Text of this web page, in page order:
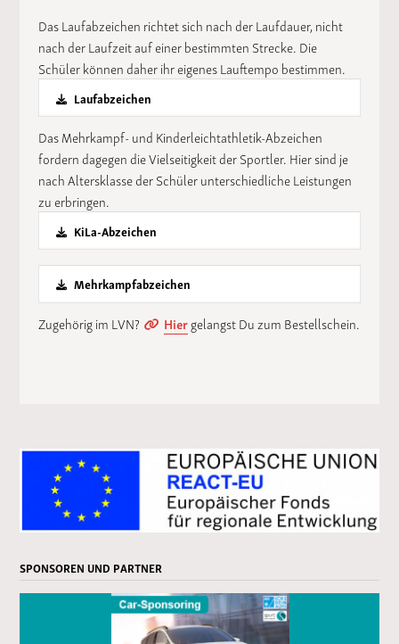
Das Laufabzeichen richtet sich nach der Laufdauer, nicht
nach der Laufzeit auf einer bestimmten Strecke. Die
Schüler können daher ihr eigenes Lauftempo bestimmen.
Laufabzeichen
Das Mehrkampf- und Kinderleichtathletik-Abzeichen
fordern dagegen die Vielseitigkeit der Sportler. Hier sind je
nach Altersklasse der Schüler unterschiedliche Leistungen
zu erbringen.
KiLa-Abzeichen
Mehrkampfabzeichen
Zugehörig im LVN? Hiergelangst Du zum Bestellschein.
SPONSOREN UND PARTNER